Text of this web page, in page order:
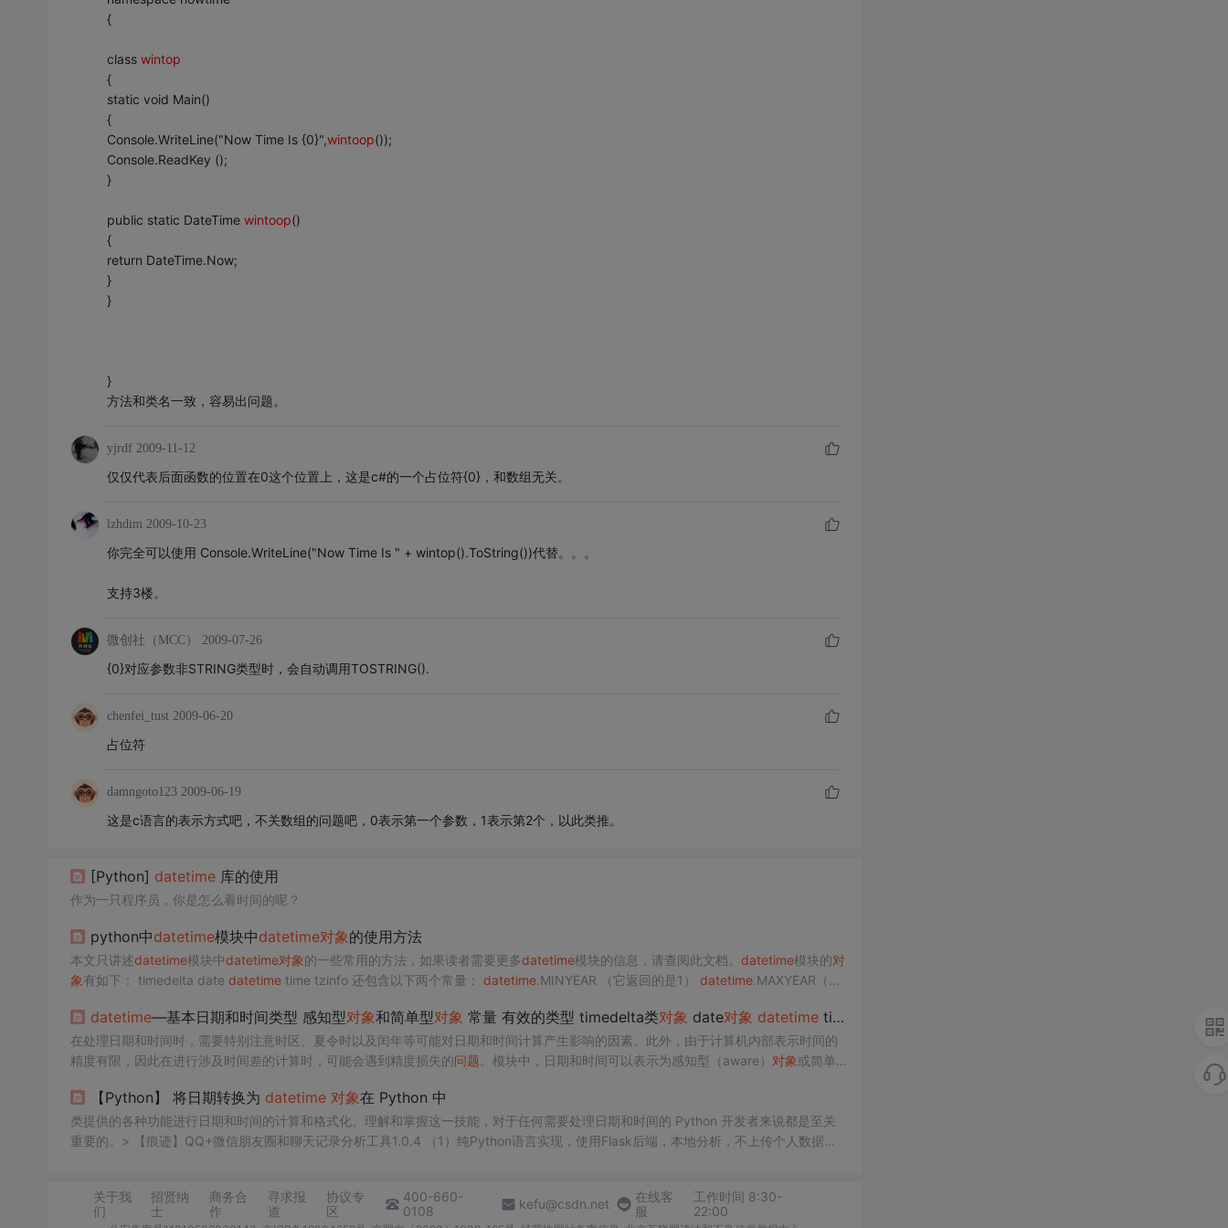
{
class wintop
{
static void Main()
{
Console.WriteLine("Now Time Is {0}",wintoop());
Console.ReadKey ();
}
public static DateTime wintoop()
{
return DateTime.Now;
}
}
}
方法和类名一致，容易出问题。
yjrdf 2009-11-12
仅仅代表后面函数的位置在0这个位置上，这是c#的一个占位符{0}，和数组无关。
lzhdim 2009-10-23
你完全可以使用 Console.WriteLine("Now Time Is " + wintop().ToString())代替。。。
支持3楼。
微创社（MCC） 2009-07-26
{0}对应参数非STRING类型时，会自动调用TOSTRING().
chenfei_tust 2009-06-20
占位符
damngoto123 2009-06-19
这是c语言的表示方式吧，不关数组的问题吧，0表示第一个参数，1表示第2个，以此类推。
[Python] datetime库的使用
作为一只程序员，你是怎么看时间的呢？
python中datetime模块中datetime对象的使用方法
本文只讲述datetime模块中datetime对象的一些常用的方法，如果读者需要更多datetime模块的信息，请查阅此文档。 datetime模块的对
象有如下： timedelta date datetimetime tzinfo 还包含以下两个常量： datetime.MINYEAR （它返回的是1） datetime.MAXYEAR（它
datetime—基本日期和时间类型 感知型对象和简单型对象 常量 有效的类型 timedelta类对象 date对象 datetimetime tzinfo——《跟老吕学Python编程》
在处理日期和时间时，需要特别注意时区、夏令时以及闰年等可能对日期和时间计算产生影响的因素。此外，由于计算机内部表示时间的
精度有限，因此在进行涉及时间差的计算时，可能会遇到精度损失的问题 。模块中，日期和时间可以表示为感知型（aware） 对象或简单
个部分。等，用于表示日期和时间的各种极限和星期几的常量。 对象
包括日期信息。
【Python】 将日期转换为 datetime 对象在 Python 中
类提供的各种功能进行日期和时间的计算和格式化。理解和掌握这一技能，对于任何需要处理日期和时间的 Python 开发者来说都是至关
重要的。> 【痕迹】QQ+微信朋友圈和聊天记录分析工具1.0.4 （1）纯Python语言实现，使用Flask后端，本地分析，不上传个人数据。
关于我
们
招贤纳
士
商务合
作
寻求报
道
协议专
区
400-660-
0108
kefu@csdn.net
在线客
服
工作时间 8:30-
22:00